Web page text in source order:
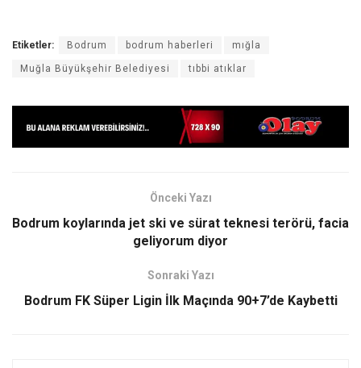
Etiketler: Bodrum bodrum haberleri mığla
Muğla Büyükşehir Belediyesi tıbbi atıklar
Önceki Yazı
Bodrum koylarında jet ski ve sürat teknesi terörü, facia
geliyorum diyor
Sonraki Yazı
Bodrum FK Süper Ligin İlk Maçında 90+7’de Kaybetti